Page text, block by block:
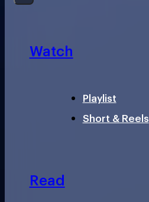
Watch
Playlist
Short & Reels
Read